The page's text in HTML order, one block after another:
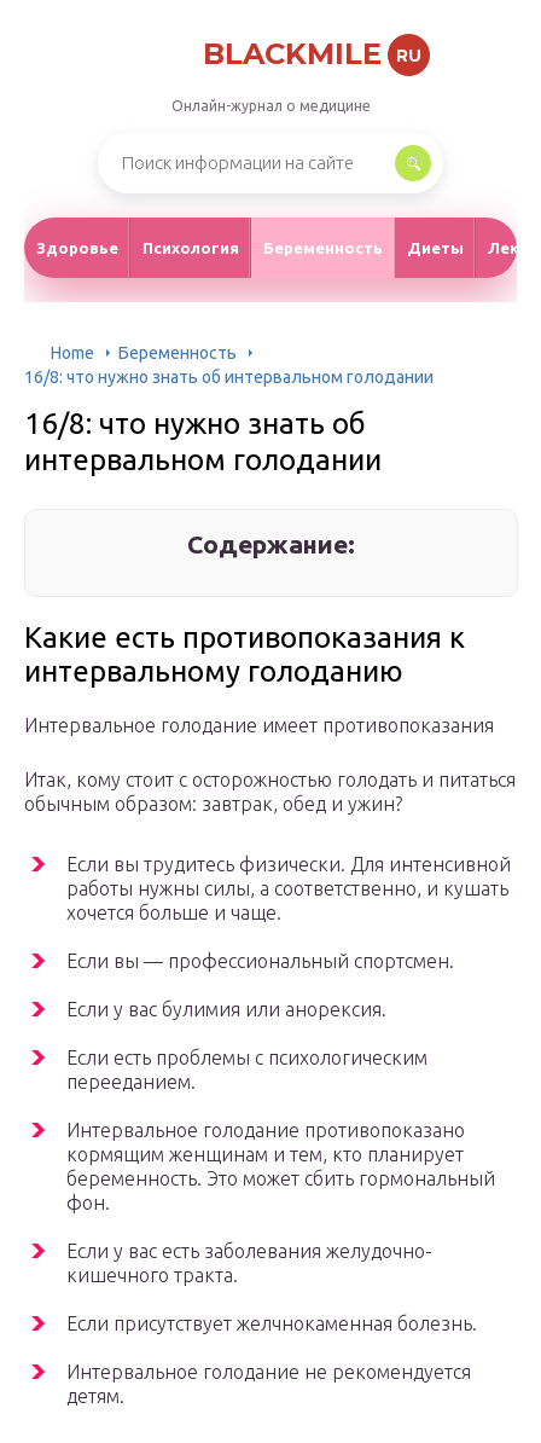
BLACKMILE RU
Онлайн-журнал о медицине
Здоровье Психология Беременность Диеты
Home
Беременность
16/8: что нужно знать об интервальном голодании
16/8: что нужно знать об
интервальном голодании
Содержание:
Какие есть противопоказания к
интервальному голоданию
Интервальное голодание имеет противопоказания
Итак, кому стоит с осторожностью голодать и питаться
обычным образом: завтрак, обед и ужин?
Если вы трудитесь физически. Для интенсивной
работы нужны силы, а соответственно, и кушать
хочется больше и чаще.
Если вы — профессиональный спортсмен.
Если у вас булимия или анорексия.
Если есть проблемы с психологическим
перееданием.
Интервальное голодание противопоказано
кормящим женщинам и тем, кто планирует
беременность. Это может сбить гормональный
фон.
Если у вас есть заболевания желудочно-
кишечного тракта.
Если присутствует желчнокаменная болезнь.
Интервальное голодание не рекомендуется
детям.